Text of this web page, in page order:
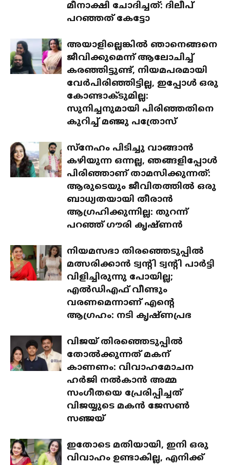
മീനാക്ഷി ചോദിച്ചത്: ദിലീപ്
പറഞ്ഞത് കേട്ടോ
അയാളില്ലെങ്കിൽ ഞാനെങ്ങനെ
ജീവിക്കുമെന്ന് ആലോചിച്ച്
കരഞ്ഞിട്ടുണ്ട്, നിയമപരമായി
വേർപിരിഞ്ഞിട്ടില്ല, ഇപ്പോൾ ഒരു
കോണ്ടാക്ടുമില്ല:
സുനിച്ചനുമായി പിരിഞ്ഞതിനെ
കുറിച്ച് മഞ്ജു പത്രോസ്
സ്‌നേഹം പിടിച്ചു വാങ്ങാൻ
കഴിയുന്ന ഒന്നല്ല, ഞങ്ങളിപ്പോൾ
പിരിഞ്ഞാണ് താമസിക്കുന്നത്:
ആരുടെയും ജീവിതത്തിൽ ഒരു
ബാധ്യതയായി തീരാൻ
ആഗ്രഹിക്കുന്നില്ല: തുറന്ന്
പറഞ്ഞ് ഗൗരി കൃഷ്ണൻ
നിയമസഭാ തിരഞ്ഞെടുപ്പിൽ
മത്സരിക്കാൻ ട്വന്റി ട്വന്റി പാർട്ടി
വിളിച്ചിരുന്നു പോയില്ല;
എൽഡിഎഫ് വീണ്ടും
വരണമെന്നാണ് എന്റെ
ആഗ്രഹം: നടി കൃഷ്ണപ്രഭ
വിജയ് തിരഞ്ഞെടുപ്പിൽ
തോൽക്കുന്നത് മകന്
കാണണം: വിവാഹമോചന
ഹർജി നൽകാൻ അമ്മ
സംഗീതയെ പ്രേരിപ്പിച്ചത്
വിജയ്യുടെ മകൻ ജേസൺ
സഞ്ജയ്
ഇതോടെ മതിയായി, ഇനി ഒരു
വിവാഹം ഉണ്ടാകില്ല, എനിക്ക്